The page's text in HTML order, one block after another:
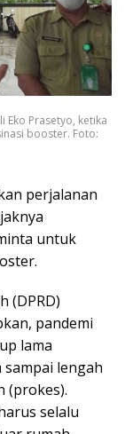
Eko Prasetyo, ketika
booster. Foto:
perjalanan
untuk
(DPRD)
pandemi
lama
lengah
(prokes).
selalu